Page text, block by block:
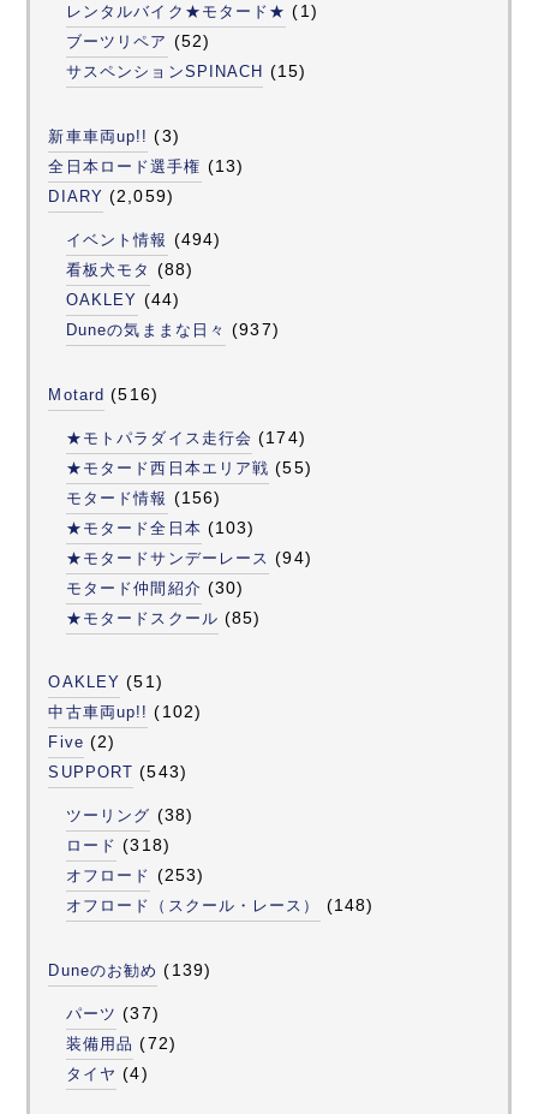
レンタルバイク★モタード★ (1)
ブーツリペア (52)
サスペンションSPINACH (15)
新車車両up!! (3)
全日本ロード選手権 (13)
DIARY (2,059)
イベント情報 (494)
看板犬モタ (88)
OAKLEY (44)
Duneの気ままな日々 (937)
Motard (516)
★モトパラダイス走行会 (174)
★モタード西日本エリア戦 (55)
モタード情報 (156)
★モタード全日本 (103)
★モタードサンデーレース (94)
モタード仲間紹介 (30)
★モタードスクール (85)
OAKLEY (51)
中古車両up!! (102)
Five (2)
SUPPORT (543)
ツーリング (38)
ロード (318)
オフロード (253)
オフロード（スクール・レース） (148)
Duneのお勧め (139)
パーツ (37)
装備用品 (72)
タイヤ (4)